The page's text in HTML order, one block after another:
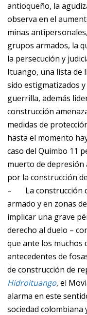
antioqueño, la
observa en el
minas
grupos armados, la
la persecución y
Ituango, una lista de
sido estigmatizados
guerrilla, además
construcción
medidas de
hasta el momento
caso del Quimbo 11
muerto de depresión
por la construcción
– La construcción
armado y en zonas
implicar una grave
derecho al duelo –
que ante los muchos
antecedentes de
de construcción de
Hidroituango, el
alarma en este
sociedad